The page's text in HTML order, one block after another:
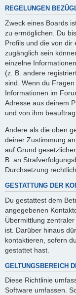
REGELUNGEN
Zweck eines Boards
zu ermöglichen. Du
Profils und die von dir
zugänglich sein
einzelne
(z. B. andere
sind. Wenn du
Informationen im
Adresse aus deinem
und von ihm
Andere als die oben
deiner Zustimmung
auf Grund
B. an
Durchsetzung
GESTATTUNG DER
Du gestattest dem
angegebenen
Übermittlung
ist. Darüber hinaus
kontaktieren, sofern
gestattet hast.
GELTUNGSBEREICH
Diese Richtlinie
Software umfassen.